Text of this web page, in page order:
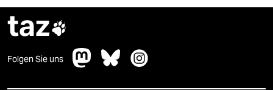
taz
Folgen Sie uns